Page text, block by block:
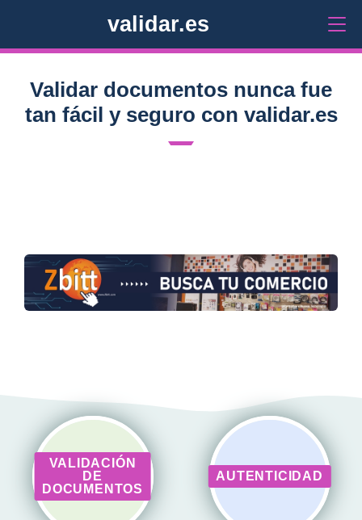
validar.es
Validar documentos nunca fue
tan fácil y seguro con validar.es
VALIDACIÓN
DE
DOCUMENTOS
AUTENTICIDAD